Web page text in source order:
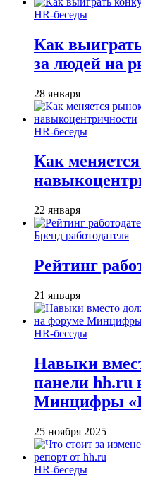
HR-беседы
Как
за людей на
28 января
HR-беседы
Как
22 января
Бренд работодателя
Рейтинг
21 января
HR-беседы
Навыки
панели hh.ru
Минцифры
25 ноября 2025
HR-беседы